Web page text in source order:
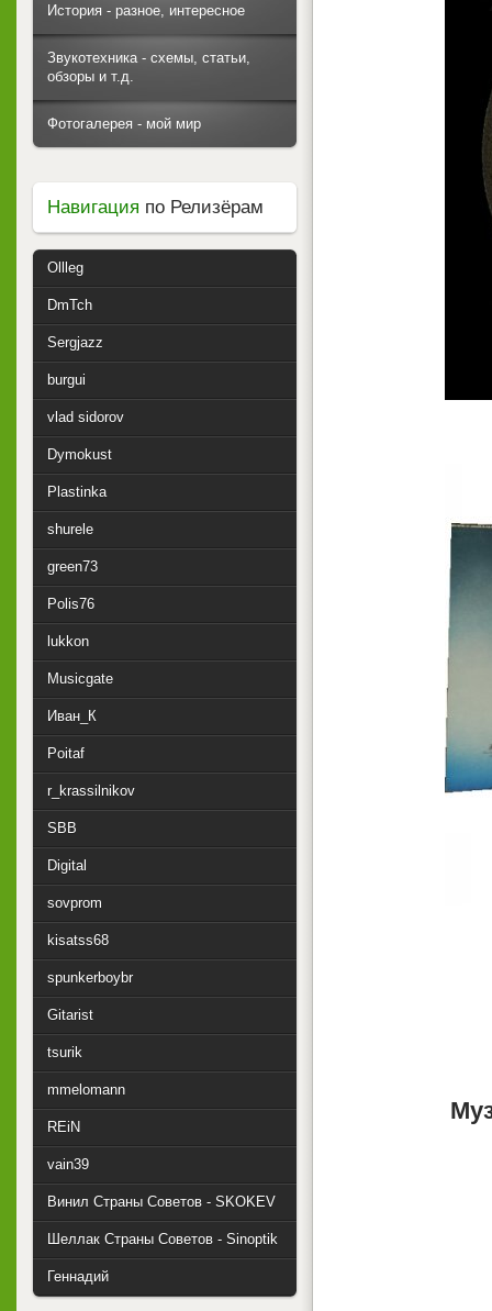
История - разное, интересное
Звукотехника - схемы, статьи,
обзоры и т.д.
Фотогалерея - мой мир
Навигация по Релизёрам
Ollleg
DmTch
Sergjazz
burgui
vlad sidorov
Dymokust
Plastinka
shurele
green73
Polis76
lukkon
Musicgate
Иван_К
Poitaf
r_krassilnikov
SBB
Digital
sovprom
kisatss68
spunkerboybr
Gitarist
tsurik
mmelomann
REiN
vain39
Винил Страны Советов - SKOKEV
Шеллак Страны Советов - Sinoptik
Геннадий